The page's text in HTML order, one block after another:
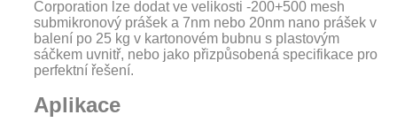
Corporation lze dodat ve velikosti -200+500 mesh
submikronový prášek a 7nm nebo 20nm nano prášek v
balení po 25 kg v kartonovém bubnu s plastovým
sáčkem uvnitř, nebo jako přizpůsobená specifikace pro
perfektní řešení.
Aplikace